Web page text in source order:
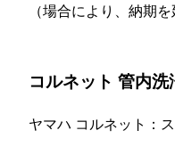
（場合により、納期
コルネット 管内
ヤマハ コルネット：